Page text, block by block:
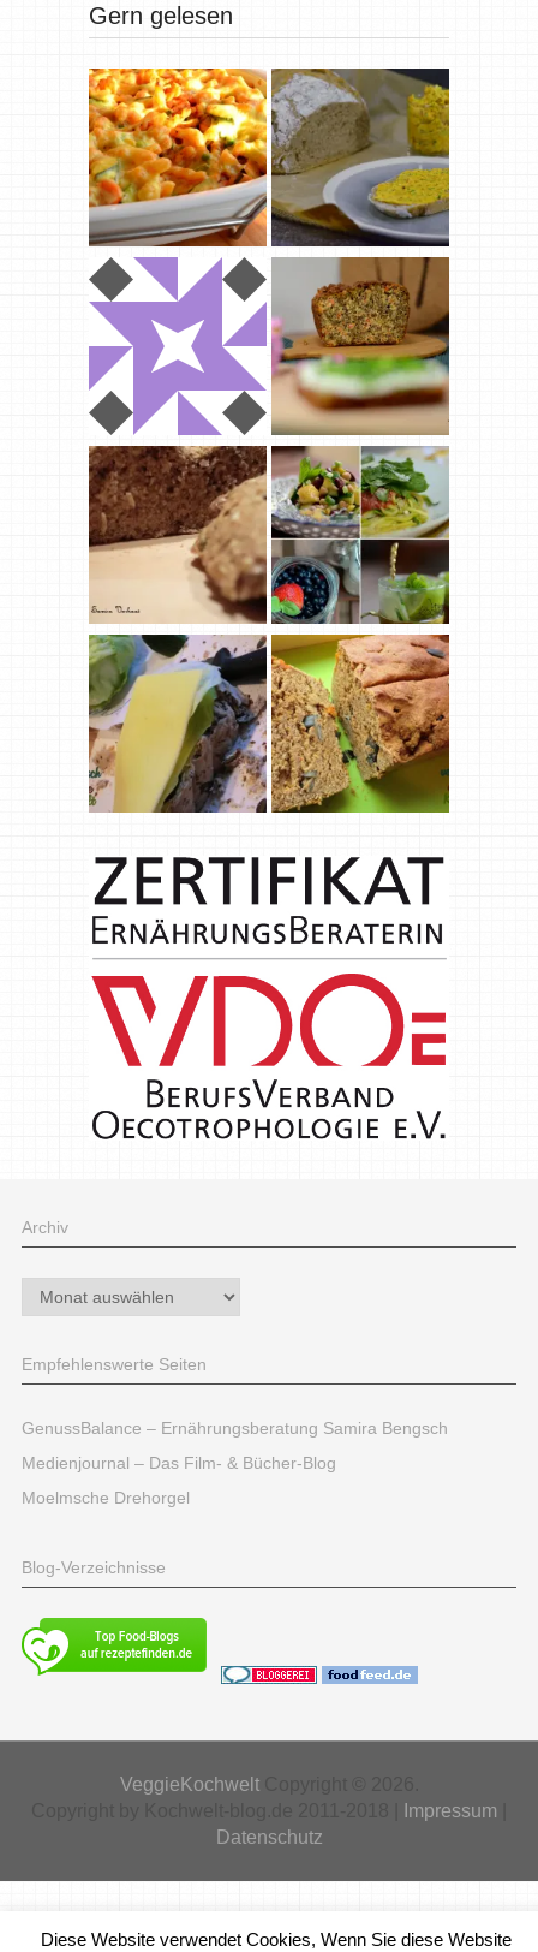
Gern gelesen
Archiv
Archiv
Empfehlenswerte Seiten
GenussBalance – Ernährungsberatung Samira Bengsch
Medienjournal – Das Film- & Bücher-Blog
Moelmsche Drehorgel
Blog-Verzeichnisse
VeggieKochweltCopyright © 2026.
Impressum
Datenschutz
Diese Website verwendet Cookies, Wenn Sie diese Website